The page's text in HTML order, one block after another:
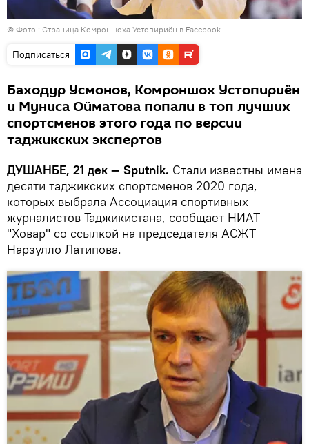
© Фото : Страница Комроншоха Устопириён в Facebook
Подписаться
Баходур Усмонов, Комроншох Устопириён
и Муниса Ойматова попали в топ лучших
спортсменов этого года по версии
таджикских экспертов
ДУШАНБЕ, 21 дек — Sputnik. Стали известны имена
десяти таджикских спортсменов 2020 года,
которых выбрала Ассоциация спортивных
журналистов Таджикистана, сообщает НИАТ
"Ховар" со ссылкой на председателя АСЖТ
Нарзулло Латипова.